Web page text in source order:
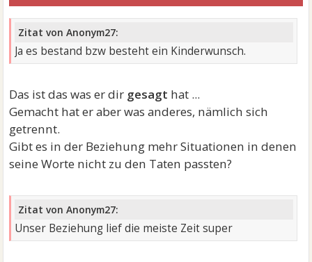
Zitat von Anonym27:
Ja es bestand bzw besteht ein Kinderwunsch.
Das ist das was er dir gesagt hat ...
Gemacht hat er aber was anderes, nämlich sich
getrennt.
Gibt es in der Beziehung mehr Situationen in denen
seine Worte nicht zu den Taten passten?
Zitat von Anonym27:
Unser Beziehung lief die meiste Zeit super